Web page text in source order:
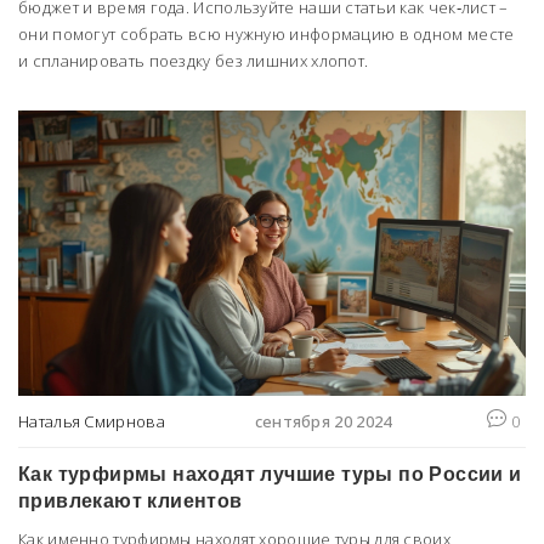
бюджет и время года. Используйте наши статьи как чек‑лист –
они помогут собрать всю нужную информацию в одном месте
и спланировать поездку без лишних хлопот.
Наталья Смирнова сентября 20 2024 0
Как турфирмы находят лучшие туры по России и
привлекают клиентов
Как именно турфирмы находят хорошие туры для своих